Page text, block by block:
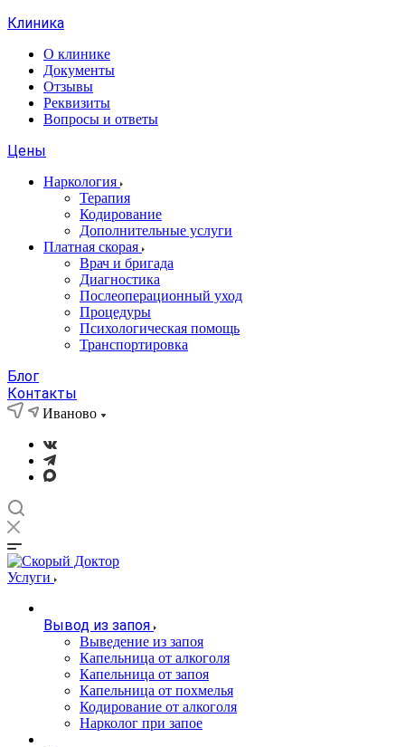
Клиника
О клинике
Документы
Отзывы
Реквизиты
Вопросы и ответы
Цены
Наркология
Терапия
Кодирование
Дополнительные услуги
Платная скорая
Врач и бригада
Диагностика
Послеоперационный уход
Процедуры
Психологическая помощь
Транспортировка
Блог
Контакты
Иваново
Услуги
Вывод из запоя
Выведение из запоя
Капельница от алкоголя
Капельница от запоя
Капельница от похмелья
Кодирование от алкоголя
Нарколог при запое